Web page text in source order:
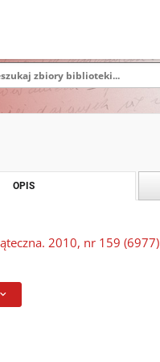
OPIS
2010, nr 159 (6977)